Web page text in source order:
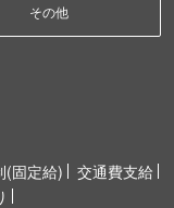
その他
(固定給)
交通費支給